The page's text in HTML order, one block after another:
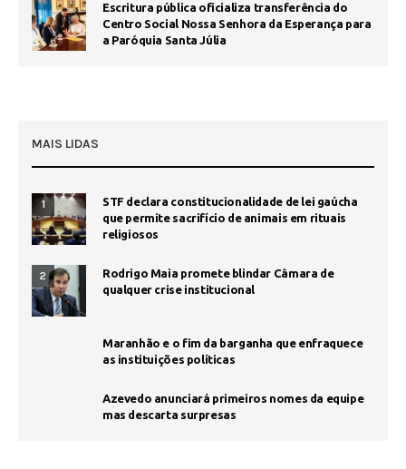
Escritura pública oficializa transferência do
Centro Social Nossa Senhora da Esperança para
a Paróquia Santa Júlia
MAIS LIDAS
1
STF declara constitucionalidade de lei gaúcha
que permite sacrifício de animais em rituais
religiosos
2
Rodrigo Maia promete blindar Câmara de
qualquer crise institucional
Maranhão e o fim da barganha que enfraquece
as instituições políticas
Azevedo anunciará primeiros nomes da equipe
mas descarta surpresas